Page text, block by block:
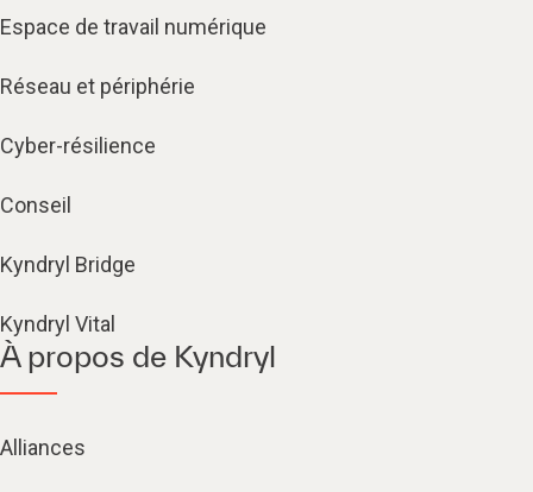
Espace de travail numérique
Réseau et périphérie
Cyber-résilience
Conseil
Kyndryl Bridge
Kyndryl Vital
À propos de Kyndryl
Alliances